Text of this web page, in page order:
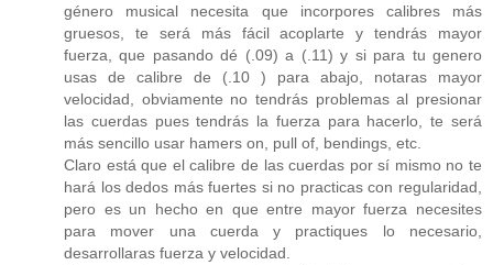
género musical necesita que incorpores calibres más
gruesos, te será más fácil acoplarte y tendrás mayor
fuerza, que pasando dé (.09) a (.11) y si para tu genero
usas de calibre de (.10 ) para abajo, notaras mayor
velocidad, obviamente no tendrás problemas al presionar
las cuerdas pues tendrás la fuerza para hacerlo, te será
más sencillo usar hamers on, pull of, bendings, etc.
Claro está que el calibre de las cuerdas por sí mismo no te
hará los dedos más fuertes si no practicas con regularidad,
pero es un hecho en que entre mayor fuerza necesites
para mover una cuerda y practiques lo necesario,
desarrollaras fuerza y velocidad.